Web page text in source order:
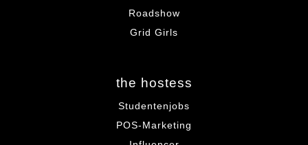
Roadshow
Grid Girls
the hostess
Studentenjobs
POS-Marketing